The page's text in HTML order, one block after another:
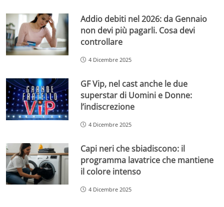
Addio debiti nel 2026: da Gennaio
non devi più pagarli. Cosa devi
controllare
4 Dicembre 2025
GF Vip, nel cast anche le due
superstar di Uomini e Donne:
l’indiscrezione
4 Dicembre 2025
Capi neri che sbiadiscono: il
programma lavatrice che mantiene
il colore intenso
4 Dicembre 2025